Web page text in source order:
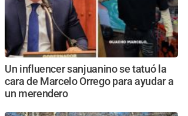
Un influencer sanjuanino se tatuó la
cara de Marcelo Orrego para ayudar a
un merendero